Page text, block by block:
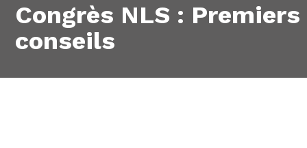
Congrès NLS : Premiers
conseils